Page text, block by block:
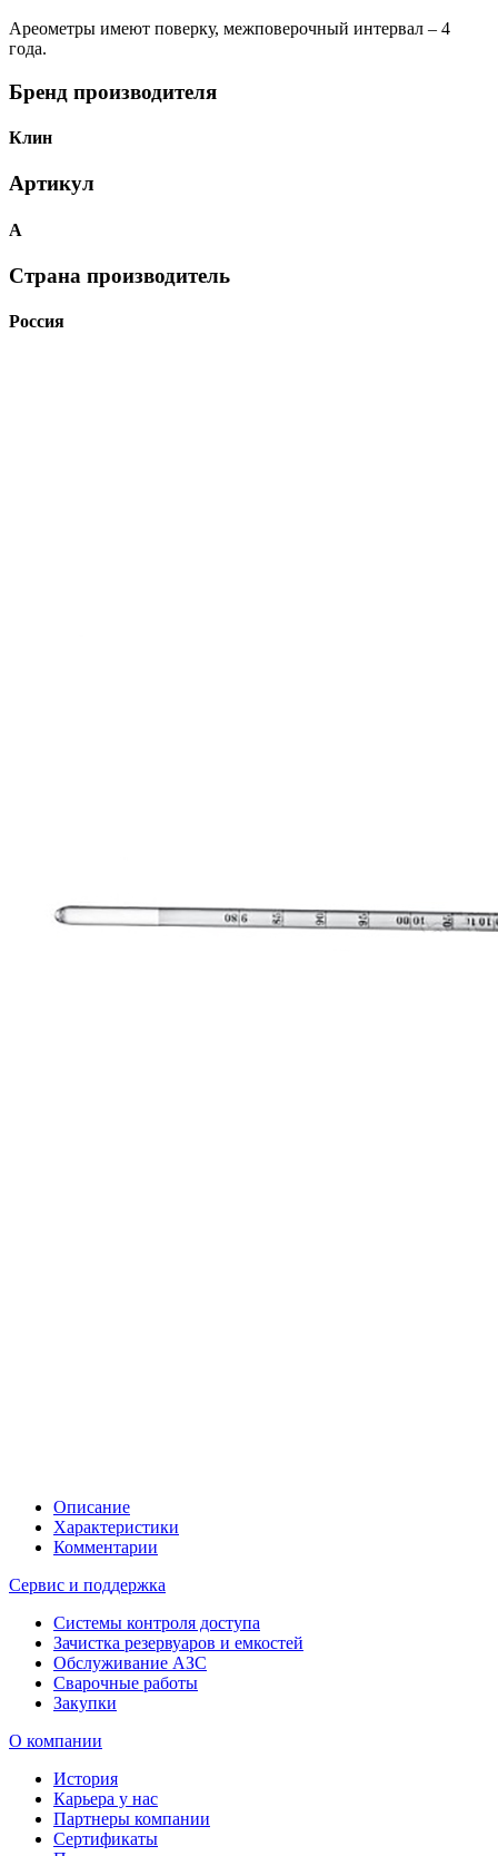
Ареометры имеют поверку, межповерочный интервал – 4
года.
Бренд производителя
Клин
Артикул
А
Страна производитель
Россия
Описание
Характеристики
Комментарии
Сервис и поддержка
Системы контроля доступа
Зачистка резервуаров и емкостей
Обслуживание АЗС
Сварочные работы
Закупки
О компании
История
Карьера у нас
Партнеры компании
Сертификаты